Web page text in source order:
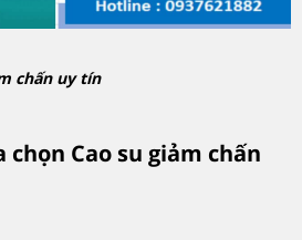
chấn uy tín
Cao su giảm chấn